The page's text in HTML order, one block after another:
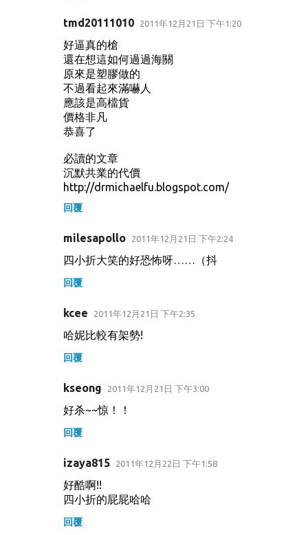
tmd20111010 2011年12月21日 下午1:20
好逼真的槍
還在想這如何過過海關
原來是塑膠做的
不過看起來滿嚇人
應該是高檔貨
價格非凡
恭喜了
必讀的文章
沉默共業的代價
http://drmichaelfu.blogspot.com/
回覆
milesapollo 2011年12月21日 下午2:24
四小折大笑的好恐怖呀……（抖
回覆
kcee 2011年12月21日 下午2:35
哈妮比較有架勢!
回覆
kseong 2011年12月21日 下午3:00
好杀~~惊！！
回覆
izaya815 2011年12月22日 下午1:58
好酷啊!!
四小折的屁屁哈哈
回覆